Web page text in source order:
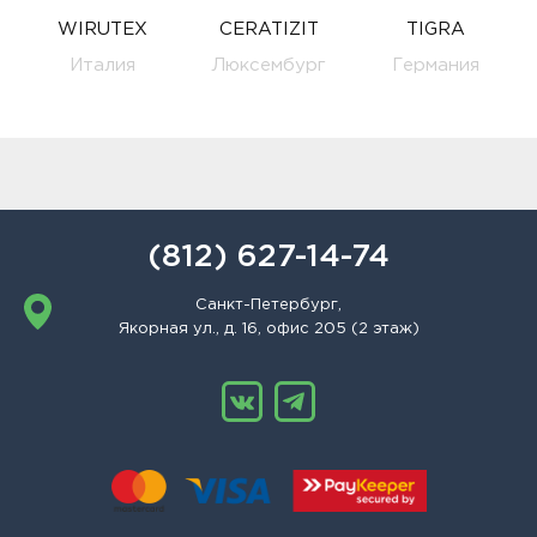
WIRUTEX
Италия
CERATIZIT
Люксембург
TIGRA
Германия
(812) 627-14-74
Санкт-Петербург,
Якорная ул., д. 16, офис 205 (2 этаж)